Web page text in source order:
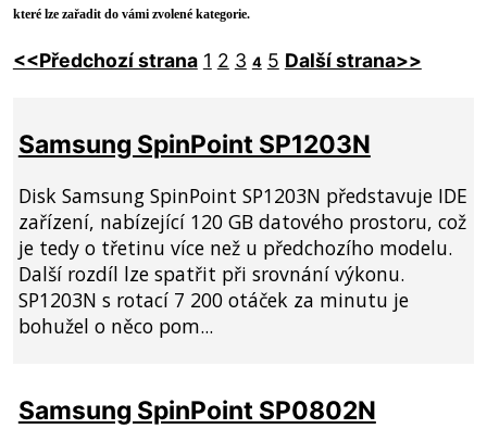
které lze zařadit do vámi zvolené kategorie.
<<Předchozí strana 1 2 3 4 5 Další strana>>
Samsung SpinPoint SP1203N
Disk Samsung SpinPoint SP1203N představuje IDE
zařízení, nabízející 120 GB datového prostoru, což
je tedy o třetinu více než u předchozího modelu.
Další rozdíl lze spatřit při srovnání výkonu.
SP1203N s rotací 7 200 otáček za minutu je
bohužel o něco pom...
Samsung SpinPoint SP0802N